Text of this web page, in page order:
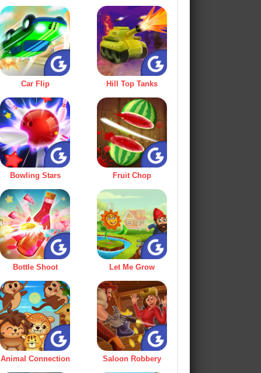
Car Flip Hill Top Tanks
Bowling Stars Fruit Chop
Bottle Shoot Let Me Grow
Animal Connection Saloon Robbery